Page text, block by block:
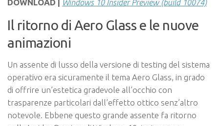
DOWNLOAD | Windows 10 Insider Preview (build 10074)
Il ritorno di Aero Glass e le nuove
animazioni
Un assente di lusso della versione di testing del sistema
operativo era sicuramente il tema Aero Glass, in grado
di offrire un’estetica gradevole all’occhio con
trasparenze particolari dall’effetto ottico senz’altro
notevole. Ebbene questo grande assente fa ritorno